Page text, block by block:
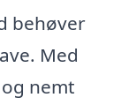
behøver
Med
nemt